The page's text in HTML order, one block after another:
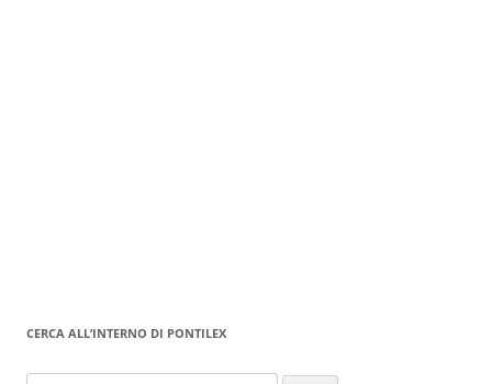
CERCA ALL’INTERNO DI PONTILEX